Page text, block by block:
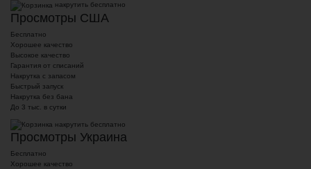
накрутить бесплатно
Просмотры США
Бесплатно
Хорошее качество
Высокое качество
Гарантия от списаний
Накрутка с запасом
Быстрый запуск
Накрутка без бана
До 3 тыс. в сутки
накрутить бесплатно
Просмотры Украина
Бесплатно
Хорошее качество